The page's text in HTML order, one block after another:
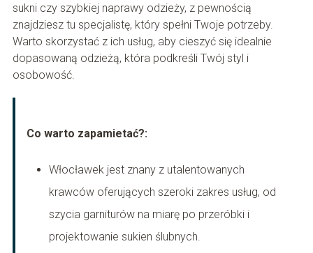
sukni czy szybkiej naprawy odzieży, z pewnością
znajdziesz tu specjalistę, który spełni Twoje potrzeby.
Warto skorzystać z ich usług, aby cieszyć się idealnie
dopasowaną odzieżą, która podkreśli Twój styl i
osobowość.
Co warto zapamietać?:
Włocławek jest znany z utalentowanych
krawców oferujących szeroki zakres usług, od
szycia garniturów na miarę po przeróbki i
projektowanie sukien ślubnych.